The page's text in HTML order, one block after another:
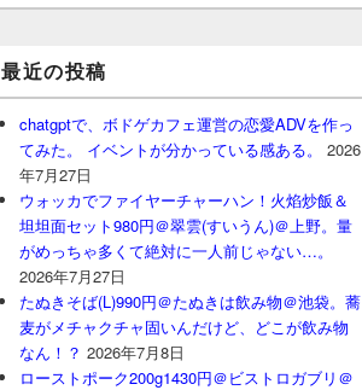
最近の投稿
chatgptで、ボドゲカフェ運営の恋愛ADVを作っ
てみた。 イベントが分かっている感ある。
2026
年7月27日
ウォッカでファイヤーチャーハン！火焰炒飯＆
坦坦面セット980円＠翠雲(すいうん)＠上野。量
がめっちゃ多くて絶対に一人前じゃない…。
2026年7月27日
たぬきそば(L)990円＠たぬきは飲み物＠池袋。蕎
麦がメチャクチャ固いんだけど、どこが飲み物
なん！？ 2026年7月8日
ローストポーク200g1430円＠ビストロガブリ＠